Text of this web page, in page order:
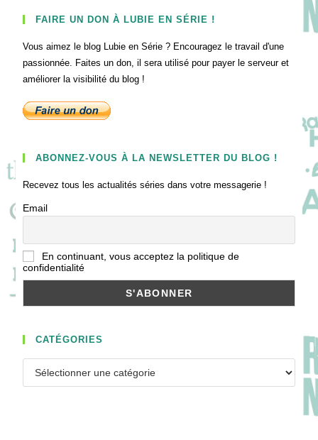
FAIRE UN DON À LUBIE EN SÉRIE !
Vous aimez le blog Lubie en Série ? Encouragez le travail d'une
passionnée. Faites un don, il sera utilisé pour payer le serveur et
améliorer la visibilité du blog !
ABONNEZ-VOUS À LA NEWSLETTER DU BLOG !
Recevez tous les actualités séries dans votre messagerie !
Email
En continuant, vous acceptez la politique de
confidentialité
CATÉGORIES
Catégories